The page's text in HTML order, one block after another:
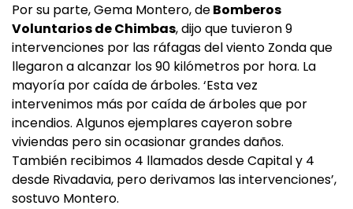
Por su parte, Gema Montero, deBomberos
Voluntarios de Chimbas, dijo que tuvieron 9
intervenciones por las ráfagas del viento Zonda que
llegaron a alcanzar los 90 kilómetros por hora. La
mayoría por caída de árboles. ‘Esta vez
intervenimos más por caída de árboles que por
incendios. Algunos ejemplares cayeron sobre
viviendas pero sin ocasionar grandes daños.
También recibimos 4 llamados desde Capital y 4
desde Rivadavia, pero derivamos las intervenciones’,
sostuvo Montero.